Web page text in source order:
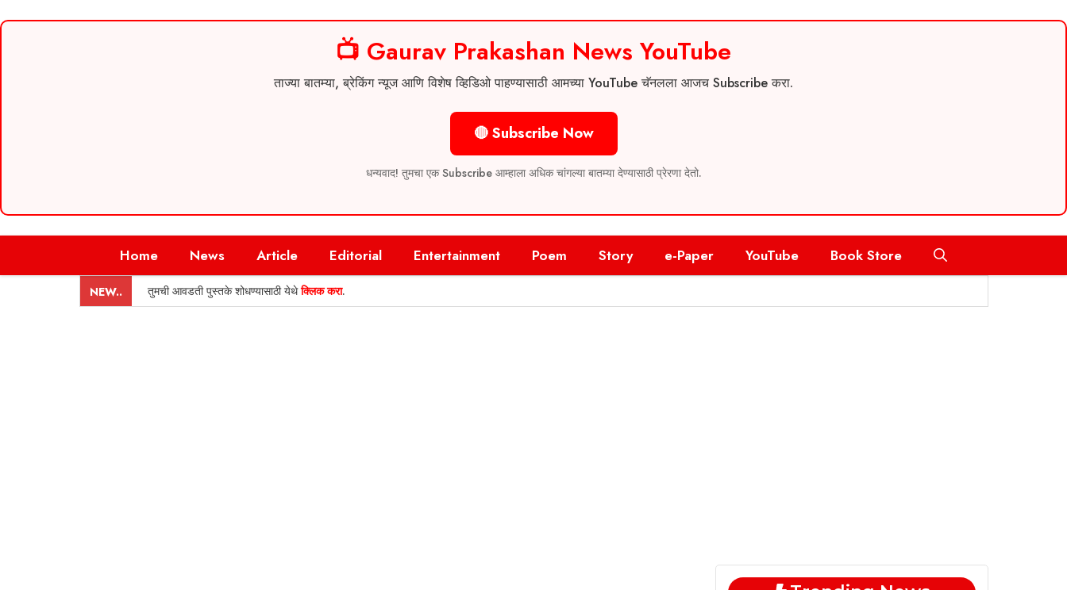
📺 Gaurav Prakashan News YouTube
ताज्या बातम्या, ब्रेकिंग न्यूज आणि विशेष व्हिडिओ पाहण्यासाठी आमच्या YouTube चॅनलला आजच Subscribe करा.
🔴 Subscribe Now
धन्यवाद! तुमचा एक Subscribe आम्हाला अधिक चांगल्या बातम्या देण्यासाठी प्रेरणा देतो.
Home News Article Editorial Entertainment Poem Story e-Paper YouTube Book Store
NEW.. तुमची आवडती पुस्तके शोधण्यासाठी येथेक्लिक करा.